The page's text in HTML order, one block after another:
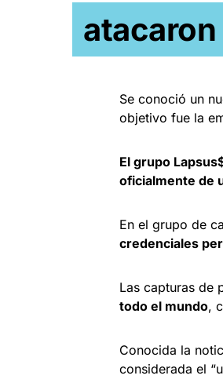
Se conoció un
objetivo fue la
El grupo
oficialmente de
En el grupo de
credenciales
Las capturas de
todo el mundo,
Conocida la
considerada el